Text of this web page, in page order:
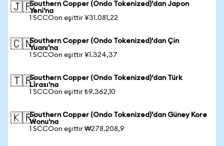
🇯🇵Southern Copper (Ondo Tokenized)'dan Japon
Yeni'na
1 SCCOon eşittir ¥31.081,22
🇨🇳Southern Copper (Ondo Tokenized)'dan Çin
Yuanı'na
1 SCCOon eşittir ¥1.324,37
🇹🇷Southern Copper (Ondo Tokenized)'dan Türk
Lirası'na
1 SCCOon eşittir ₺9.362,10
🇰🇷Southern Copper (Ondo Tokenized)'dan Güney Kore
Wonu'na
1 SCCOon eşittir ₩278.208,9